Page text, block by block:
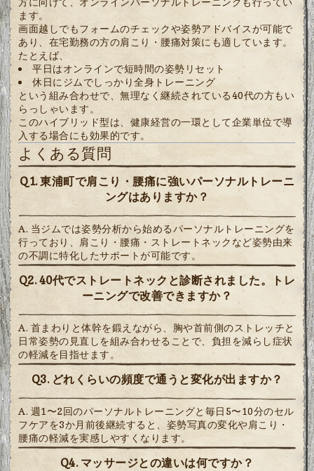
ます。
画面越しでもフォームのチェックや姿勢アドバイスが可能で
あり、在宅勤務の方の肩こり・腰痛対策にも適しています。
たとえば、
平日はオンラインで短時間の姿勢リセット
休日にジムでしっかり全身トレーニング
という組み合わせで、無理なく継続されている40代の方もい
らっしゃいます。
このハイブリッド型は、健康経営の一環として企業単位で導
入する場合にも効果的です。
よくある質問
Q1. 東浦町で肩こり・腰痛に強いパーソナルトレーニ
ングはありますか？
A. 当ジムでは姿勢分析から始めるパーソナルトレーニングを
行っており、肩こり・腰痛・ストレートネックなど姿勢由来
の不調に特化したサポートが可能です。
Q2. 40代でストレートネックと診断されました。トレ
ーニングで改善できますか？
A. 首まわりと体幹を鍛えながら、胸や首前側のストレッチと
日常姿勢の見直しを組み合わせることで、負担を減らし症状
の軽減を目指せます。
Q3. どれくらいの頻度で通うと変化が出ますか？
A. 週1〜2回のパーソナルトレーニングと毎日5〜10分のセル
フケアを3か月前後継続すると、姿勢写真の変化や肩こり・
腰痛の軽減を実感しやすくなります。
Q4. マッサージとの違いは何ですか？